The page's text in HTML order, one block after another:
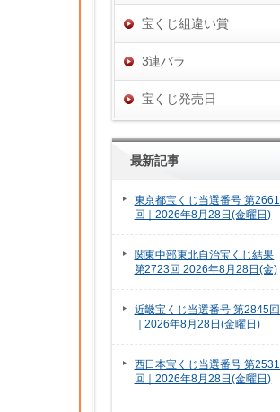
宝くじ組違い賞
3連バラ
宝くじ発売日
最新記事
東京都宝くじ当選番号 第2661
回｜2026年8月28日(金曜日)
関東中部東北自治宝くじ結果
第2723回 2026年8月28日(金)
近畿宝くじ当選番号 第2845回
｜2026年8月28日(金曜日)
西日本宝くじ当選番号 第2531
回｜2026年8月28日(金曜日)